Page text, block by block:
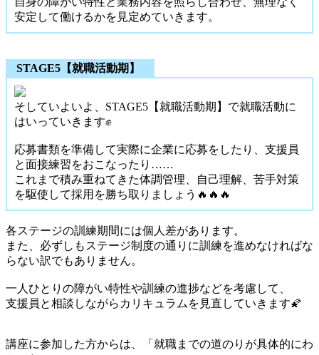
安定して働けるかを見定めていきます。
STAGE5【就職活動期】
そしていよいよ、STAGE5【就職活動期】で就職活動に
はいっていきます✊️
応募書類を準備して実際に企業に応募をしたり、支援員
と面接練習をおこなったり……
これまで積み重ねてきた体調管理、自己理解、苦手対策
を駆使して採用を勝ち取りましょう🔥🔥🔥
各ステージの訓練期間には個人差があります。
また、必ずしもステージ制度の通りに訓練を進めなければな
らない訳でもありません。
一人ひとりの障がい特性や訓練の進捗などを考慮して、
支援員と相談しながらカリキュラムを見直していきます🌠
講座に参加した方からは、「就職までの道のりが具体的にわ